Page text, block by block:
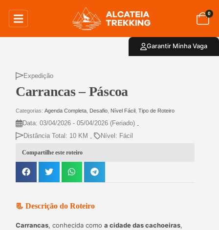
0
Expedição
Carrancas – Páscoa
Categorias: Agenda Completa Desafio Nível Fácil Tipo de Roteiro
Data: 03/04/2026 - 05/04/2026 (Feriado) -
Distância Total: 10 KM - Nível: Fácil
Compartilhe este roteiro
📃 Descrição do Roteiro
Carrancas, conhecida como a cidade das cachoeiras,
Garantir Minha Vaga